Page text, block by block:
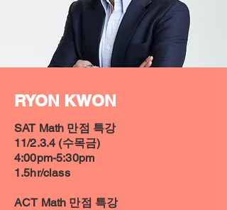
RYON KWON
SAT Math 만점 특강
11/2.3.4 (수목금)
4:00pm-5:30pm
1.5hr/class
ACT Math 만점 특강